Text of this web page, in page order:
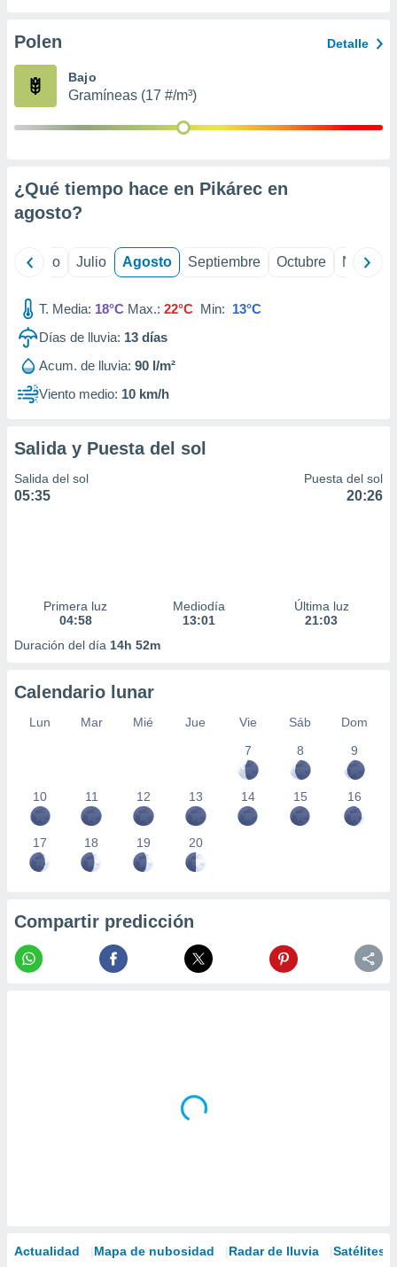
e
mediante
de
1199
Polen Detalle
Bajo
Gramíneas (17 #/m³)
¿Qué tiempo hace en Pikárec en
agosto?
Junio Julio Agosto Septiembre Octubre
T. Media: 18°C Max.: 22°C Min: 13°C
Días de lluvia: 13 días
Acum. de lluvia: 90 l/m²
Viento medio: 10 km/h
Salida y Puesta del sol
Salida del sol
05:35
Puesta del sol
20:26
Primera luz
04:58
Mediodía
13:01
Última luz
21:03
Duración del día 14h 52m
Calendario lunar
Lun Mar Mié Jue Vie Sáb
Dom
7
8 9
10 11 12 13 14 15 16
17 18 19 20
Compartir predicción
Actualidad Mapa de nubosidad Radar de lluvia Satélites